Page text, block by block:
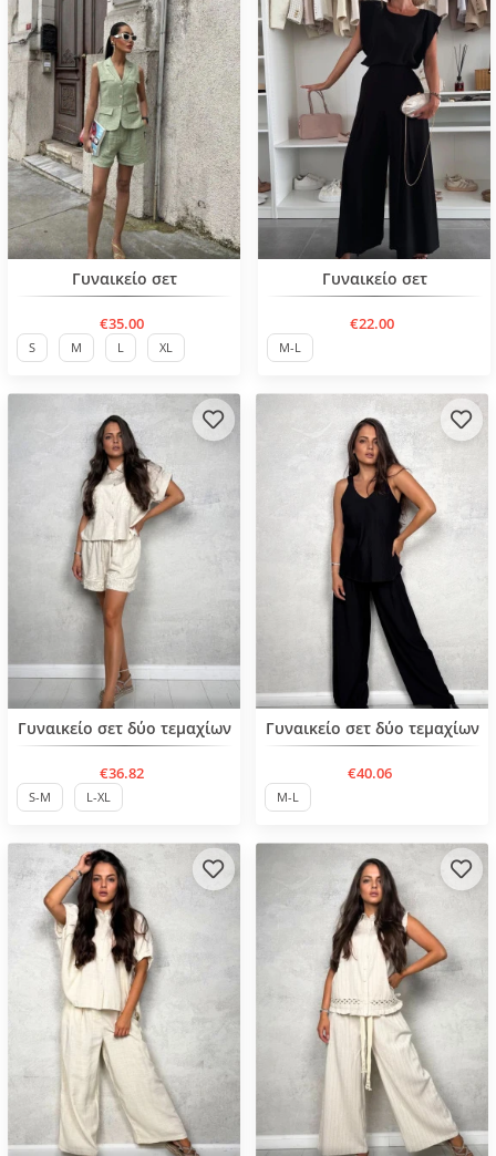
Γυναικείο σετ
€35.00
S M L XL
Нов продукт
Γυναικείο σετ
€22.00
M-L
Нов продукт
Γυναικείο σετ δύο τεμαχίων
€36.82
S-M L-XL
Нов продукт
Γυναικείο σετ δύο τεμαχίων
€40.06
M-L